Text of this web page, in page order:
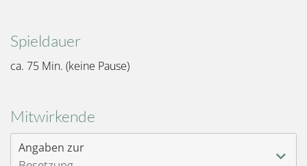
Spieldauer
ca. 75 Min. (keine Pause)
Mitwirkende
Angaben zur